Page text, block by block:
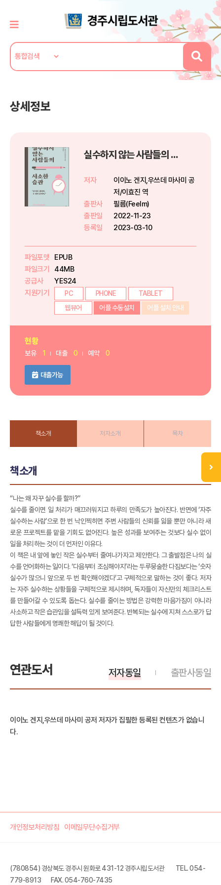
상세정보
실수하지 않는 사람들의 사소한 습관
저자
이이노 겐지,우쓰데 마사미 공
저/이효진 역
출판사
필름(Feelm)
출판일
2022-11-23
등록일
2023-03-10
파일포맷
EPUB
파일크기
44MB
공급사
YES24
지원기기
PC PHONE
TABLET
웹뷰어
어플 수동설치 어플 설치 안내
현황
보유 1 대출 0 예약 0
대출가능
책소개 저자소개 목차
책소개
“나는 왜 자꾸 실수를 할까?”
실수를 줄이면 일 처리가 매끄러워지고 하루의 만족도가 높아진다. 반면에 ‘자주
실수하는 사람’으로 한 번 낙인찍히면 주변 사람들의 신뢰를 잃을 뿐만 아니라 새
로운 프로젝트를 맡을 기회도 없어진다. 높은 성과를 보여주는 것보다 실수 없이
일을 처리하는 것이 더 먼저인 이유다.
이 책은 내 앞에 놓인 작은 실수부터 줄여나가자고 제안한다. 그 출발점은 나의 실
수를 언어화하는 일이다. ‘다음부터 조심해야지’라는 두루뭉술한 다짐보다는 ‘숫자
실수가 많으니 앞으로 두 번 확인해야겠다’고 구체적으로 말하는 것이 좋다. 저자
는 자주 실수하는 상황들을 구체적으로 제시하며, 독자들이 자신만의 체크리스트
를 만들어갈 수 있도록 돕는다. 실수를 줄이는 방법은 강력한 마음가짐이 아니라
사소하고 작은 습관임을 설득력 있게 보여준다. 반복되는 실수에 지쳐 스스로가 답
답한 사람들에게 명쾌한 해답이 될 것이다.
연관도서 출판사동일
저자동일
이이노 겐지,우쓰데 마사미 공저 저자가 집필한 등록된 컨텐츠가 없습니
다.
개인정보처리방침 이메일무단수집거부
(780854) 경상북도 경주시 원화로 431-12 경주시립도서관
TEL. 054-
779-8913
FAX. 054-760-7435